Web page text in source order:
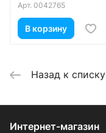
Арт. 0042765
В корзину
Назад к списку
Интернет-магазин